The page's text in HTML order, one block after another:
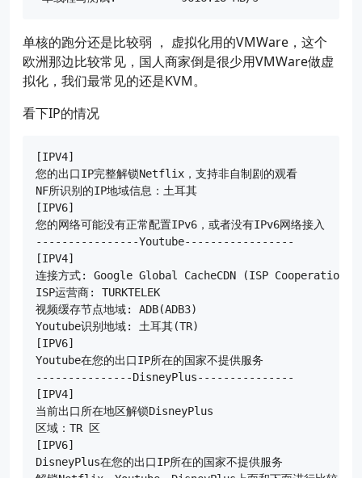
单核的跑分还是比较弱 ， 虚拟化用的VMWare，这个
欧洲那边比较常见，国人商家倒是很少用VMWare做虚
拟化，我们最常见的还是KVM。
看下IP的情况
[IPV4]
您的出口IP完整解锁Netflix，支持非自制剧的观看
NF所识别的IP地域信息：土耳其
[IPV6]
您的网络可能没有正常配置IPv6，或者没有IPv6网络接入
----------------Youtube-----------------
[IPV4]
连接方式: Google Global CacheCDN (ISP Cooperation)
ISP运营商: TURKTELEK
视频缓存节点地域: ADB(ADB3)
Youtube识别地域: 土耳其(TR)
[IPV6]
Youtube在您的出口IP所在的国家不提供服务
---------------DisneyPlus---------------
[IPV4]
当前出口所在地区解锁DisneyPlus
区域：TR 区
[IPV6]
DisneyPlus在您的出口IP所在的国家不提供服务